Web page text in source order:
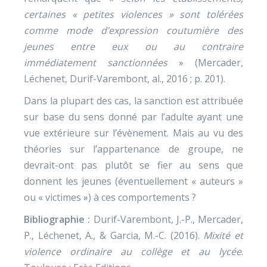
certaines « petites violences » sont tolérées
comme mode d’expression coutumière des
jeunes entre eux ou au contraire
immédiatement sanctionnées» (Mercader,
Léchenet, Durif-Varembont, al., 2016 ; p. 201).
Dans la plupart des cas, la sanction est attribuée
sur base du sens donné par l’adulte ayant une
vue extérieure sur l’évènement. Mais au vu des
théories sur l’appartenance de groupe, ne
devrait-ont pas plutôt se fier au sens que
donnent les jeunes (éventuellement « auteurs »
ou « victimes ») à ces comportements ?
Bibliographie : Durif-Varembont, J.-P., Mercader,
P., Léchenet, A., & Garcia, M.-C. (2016). Mixité et
violence ordinaire au collège et au lycée.